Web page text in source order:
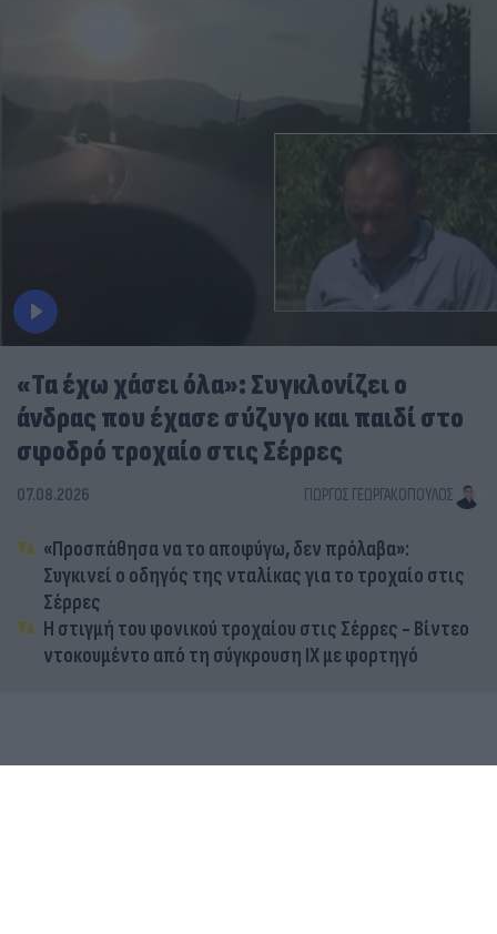
«Τα έχω χάσει όλα»: Συγκλονίζει ο
άνδρας που έχασε σύζυγο και παιδί στο
σφοδρό τροχαίο στις Σέρρες
07.08.2026 ΓΙΏΡΓΟΣ ΓΕΩΡΓΑΚΌΠΟΥΛΟΣ
«Προσπάθησα να το αποφύγω, δεν πρόλαβα»:
Συγκινεί ο οδηγός της νταλίκας για το τροχαίο στις
Σέρρες
Η στιγμή του φονικού τροχαίου στις Σέρρες - Βίντεο
ντοκουμέντο από τη σύγκρουση ΙΧ με φορτηγό